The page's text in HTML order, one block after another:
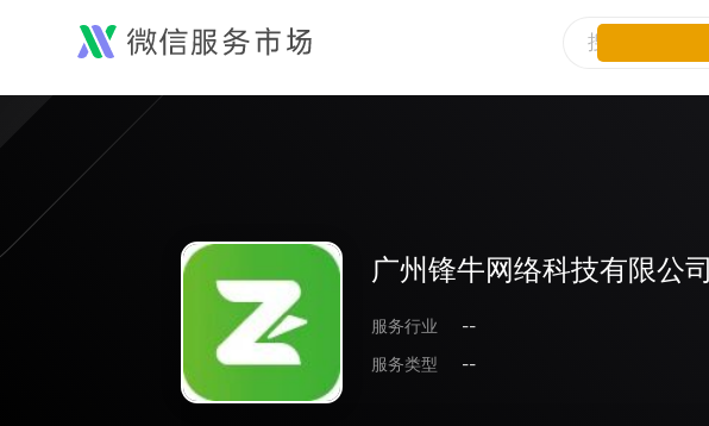
广州锋牛网络科技有限公司
服务行业
--
服务类型
--